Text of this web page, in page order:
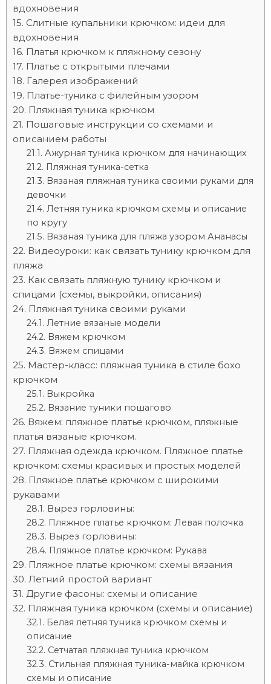
вдохновения
Слитные купальники крючком: идеи для
вдохновения
Платья крючком к пляжному сезону
Платье с открытыми плечами
Галерея изображений
Платье-туника с филейным узором
Пляжная туника крючком
Пошаговые инструкции со схемами и
описанием работы
Ажурная туника крючком для начинающих
Пляжная туника-сетка
Вязаная пляжная туника своими руками для
девочки
Летняя туника крючком схемы и описание
по кругу
Вязаная туника для пляжа узором Ананасы
Видеоуроки: как связать тунику крючком для
пляжа
Как связать пляжную тунику крючком и
спицами (схемы, выкройки, описания)
Пляжная туника своими руками
Летние вязаные модели
Вяжем крючком
Вяжем спицами
Мастер-класс: пляжная туника в стиле бохо
крючком
Выкройка
Вязание туники пошагово
Вяжем: пляжное платье крючком, пляжные
платья вязаные крючком.
Пляжная одежда крючком. Пляжное платье
крючком: схемы красивых и простых моделей
Пляжное платье крючком с широкими
рукавами
Вырез горловины:
Пляжное платье крючком: Левая полочка
Вырез горловины:
Пляжное платье крючком: Рукава
Пляжное платье крючком: схемы вязания
Летний простой вариант
Другие фасоны: схемы и описание
Пляжная туника крючком (схемы и описание)
Белая летняя туника крючком схемы и
описание
Сетчатая пляжная туника крючком
Стильная пляжная туника-майка крючком
схемы и описание